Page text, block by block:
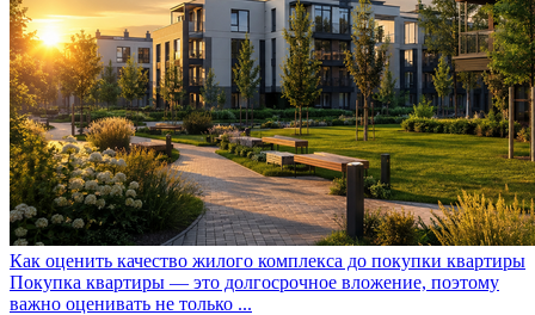
Как оценить качество жилого комплекса до покупки квартиры
Покупка квартиры — это долгосрочное вложение, поэтому
важно оценивать не только ...